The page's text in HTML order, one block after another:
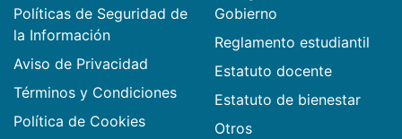
Políticas de Seguridad de
la Información
Aviso de Privacidad
Términos y Condiciones
Política de Cookies
Gobierno
Reglamento estudiantil
Estatuto docente
Estatuto de bienestar
Otros